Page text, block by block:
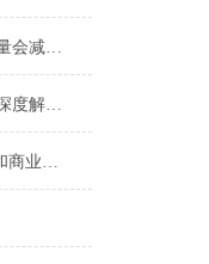
为什么高温风机的排出流量会减小？
从物理摩擦到电气控制，深度解析永磁风机的快速停机逻辑
DHF-KH空调风机在工业和商业空调中的应用